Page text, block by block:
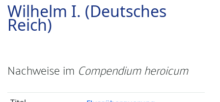
Wilhelm I. (Deutsches
Reich)
Nachweise im Compendium heroicum